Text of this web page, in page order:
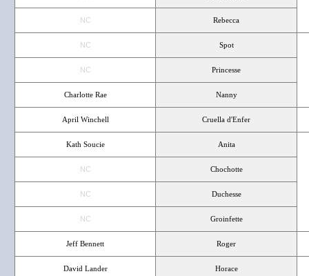
NC Rebecca
NC Spot
NC Princesse
Charlotte Rae Nanny
April Winchell Cruella d'Enfer
Kath Soucie Anita
NC Chochotte
NC Duchesse
NC Groinfette
Jeff Bennett Roger
David Lander Horace